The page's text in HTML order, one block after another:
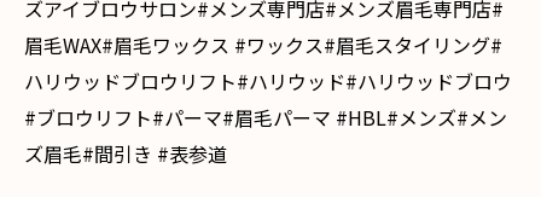
ズアイブロウサロン#メンズ専門店#メンズ眉毛専門店#
眉毛WAX#眉毛ワックス #ワックス#眉毛スタイリング#
ハリウッドブロウリフト#ハリウッド#ハリウッドブロウ
#ブロウリフト#パーマ#眉毛パーマ #HBL#メンズ#メン
ズ眉毛#間引き #表参道